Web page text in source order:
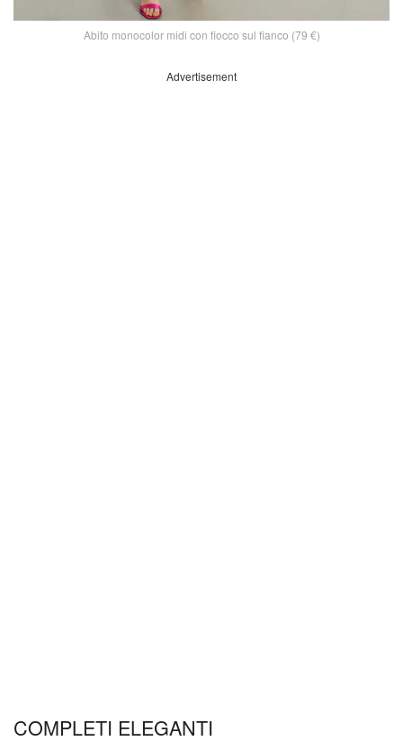
Abito monocolor midi con fiocco sul fianco (79 €)
Advertisement
COMPLETI ELEGANTI